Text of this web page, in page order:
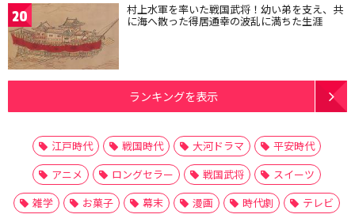
20 村上水軍を率いた戦国武将！幼い弟を支え、共
に海へ散った得居通幸の波乱に満ちた生涯
ランキングを表示
江戸時代 戦国時代 大河ドラマ
平安時代
アニメ
ロングセラー 戦国武将
スイーツ
雑学
お菓子 幕末 漫画 時代劇
テレビ